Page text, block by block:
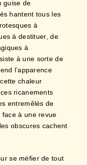
guise de
hantent tous les
à
à destituer, de
à
à une sorte de
l’apparence
chaleur
ricanements
entremêlés de
à une revue
obscures cachent
se méfier de tout